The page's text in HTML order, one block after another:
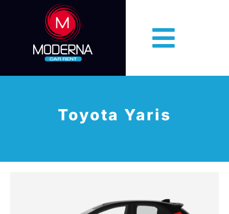
Toyota Yaris